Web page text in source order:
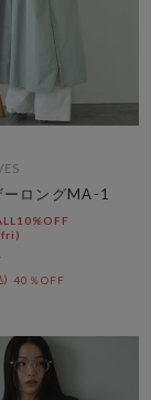
ーロングMA-1
40％OFF